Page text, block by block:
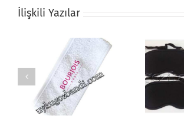
İlişkili Yazılar
Siyah Uyku Maskesi